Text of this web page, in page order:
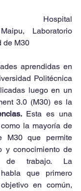
Laboratorio
de M30
aprendidas en
Politécnica
luego en un
Esta es una
la mayoría de
M30 que permite
y conocimiento de
de trabajo. La
que primero
en común,